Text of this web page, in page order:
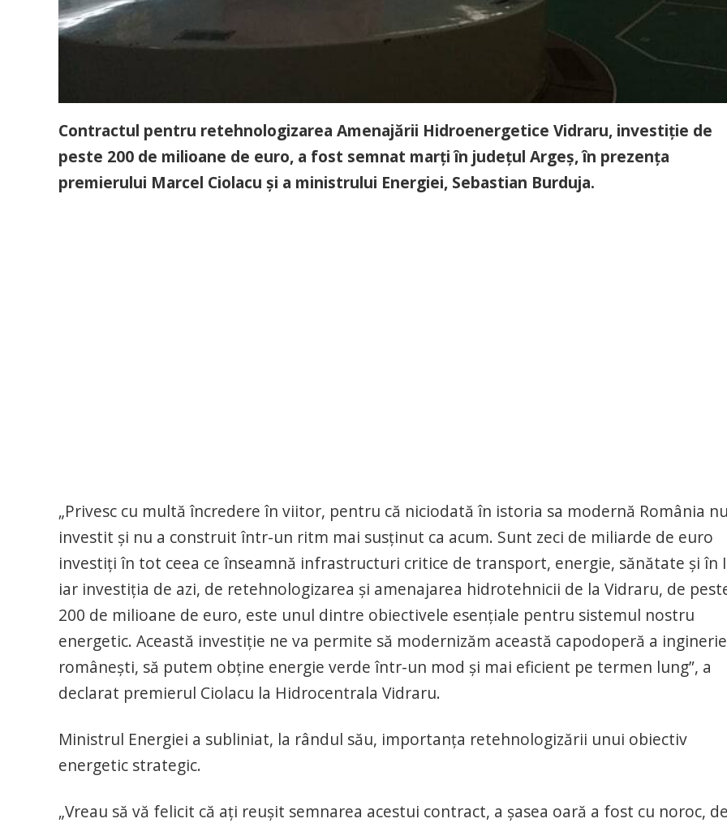
Contractul pentru retehnologizarea Amenajării Hidroenergetice Vidraru, investiţie de
peste 200 de milioane de euro, a fost semnat marţi în judeţul Argeş, în prezenţa
premierului Marcel Ciolacu şi a ministrului Energiei, Sebastian Burduja.
„Privesc cu multă încredere în viitor, pentru că niciodată în istoria sa modernă România
investit şi nu a construit într-un ritm mai susţinut ca acum. Sunt zeci de miliarde de euro
investiţi în tot ceea ce înseamnă infrastructuri critice de transport, energie, sănătate şi în
iar investiţia de azi, de retehnologizarea şi amenajarea hidrotehnicii de la Vidraru, de
200 de milioane de euro, este unul dintre obiectivele esenţiale pentru sistemul nostru
energetic. Această investiţie ne va permite să modernizăm această capodoperă a
româneşti, să putem obţine energie verde într-un mod şi mai eficient pe termen lung”, a
declarat premierul Ciolacu la Hidrocentrala Vidraru.
Ministrul Energiei a subliniat, la rândul său, importanţa retehnologizării unui obiectiv
energetic strategic.
„Vreau să vă felicit că aţi reuşit semnarea acestui contract, a şasea oară a fost cu noroc,